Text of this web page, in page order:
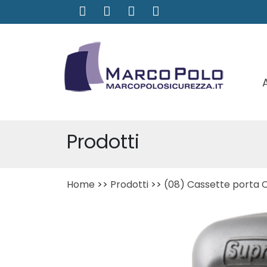
Prodotti
Home >> Prodotti >> (08) Cassette porta